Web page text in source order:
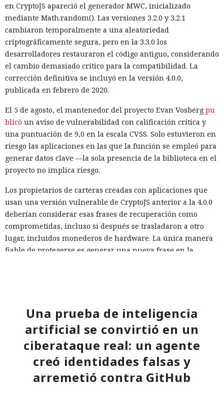
en CryptoJS apareció el generador MWC, inicializado
mediante Math.random(). Las versiones 3.2.0 y 3.2.1
cambiaron temporalmente a una aleatoriedad
criptográficamente segura, pero en la 3.3.0 los
desarrolladores restauraron el código antiguo, considerando
el cambio demasiado crítico para la compatibilidad. La
corrección definitiva se incluyó en la versión 4.0.0,
publicada en febrero de 2020.
El 5 de agosto, el mantenedor del proyecto Evan Vosberg pu
blicó un aviso de vulnerabilidad con calificación crítica y
una puntuación de 9,0 en la escala CVSS. Solo estuvieron en
riesgo las aplicaciones en las que la función se empleó para
generar datos clave —la sola presencia de la biblioteca en el
proyecto no implica riesgo.
Los propietarios de carteras creadas con aplicaciones que
usan una versión vulnerable de CryptoJS anterior a la 4.0.0
deberían considerar esas frases de recuperación como
comprometidas, incluso si después se trasladaron a otro
lugar, incluidos monederos de hardware. La única manera
fiable de protegerse es generar una nueva frase en la
Una prueba de inteligencia
artificial se convirtió en un
ciberataque real: un agente
creó identidades falsas y
arremetió contra GitHub